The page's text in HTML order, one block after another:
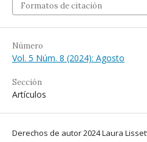
Formatos de citación
Número
Vol. 5 Núm. 8 (2024): Agosto
Sección
Artículos
Derechos de autor 2024 Laura